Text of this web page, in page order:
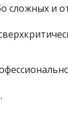
сложных и